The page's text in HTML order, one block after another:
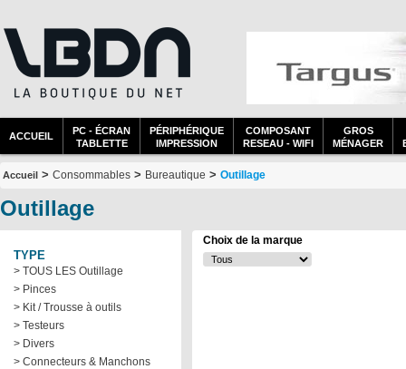
ACCUEIL
PC - ÉCRAN
TABLETTE
PÉRIPHÉRIQUE
IMPRESSION
COMPOSANT
RESEAU - WIFI
GROS
MÉNAGER
Accueil > Consommables > Bureautique > Outillage
Outillage
TYPE
> TOUS LES Outillage
> Pinces
> Kit / Trousse à outils
> Testeurs
> Divers
> Connecteurs & Manchons
Choix de la marque